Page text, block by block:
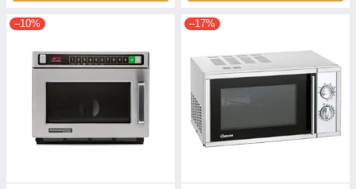
–10% –17%